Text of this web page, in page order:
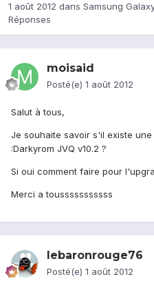
1 août 2012 dans Samsung
Réponses
moisaid
Posté(e) 1 août 2012
Salut à tous,
Je souhaite savoir s'il existe
:Darkyrom JVQ v10.2 ?
Si oui comment faire pour
Merci a tousssssssssss
lebaronrouge76
Posté(e) 1 août 2012